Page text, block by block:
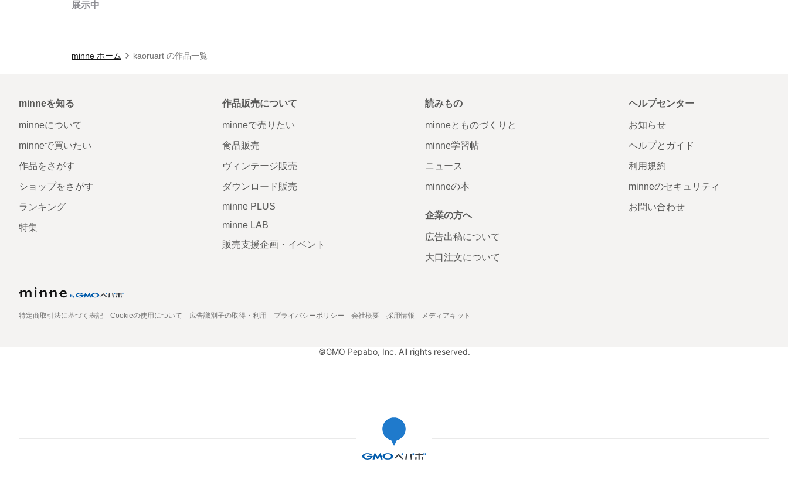
展示中
minne ホーム kaoruart の作品一覧
minneを知る
minneについて
minneで買いたい
作品をさがす
ショップをさがす
ランキング
特集
作品販売について
minneで売りたい
食品販売
ヴィンテージ販売
ダウンロード販売
minne PLUS
minne LAB
販売支援企画・イベント
読みもの
minneとものづくりと
minne学習帖
ニュース
minneの本
企業の方へ
広告出稿について
大口注文について
ヘルプセンター
お知らせ
ヘルプとガイド
利用規約
minneのセキュリティ
お問い合わせ
特定商取引法に基づく表記 Cookieの使用について 広告識別子の取得・利用 プライバシーポリシー 会社概要 採用情報 メディアキット
©GMO Pepabo, Inc. All rights reserved.